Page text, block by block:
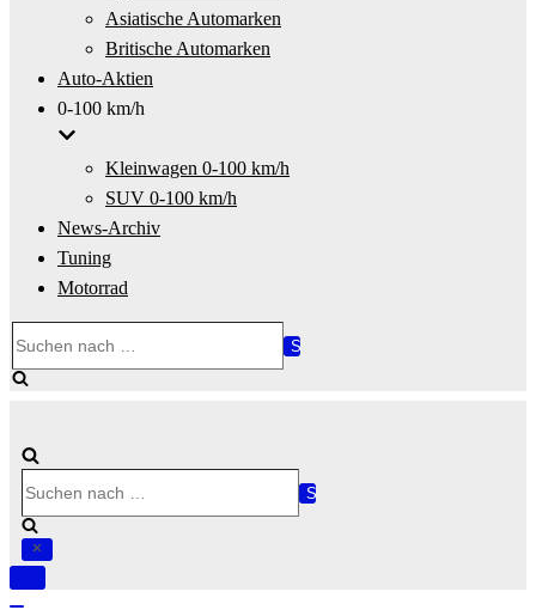
Asiatische Automarken
Britische Automarken
Auto-Aktien
0-100 km/h
Kleinwagen 0-100 km/h
SUV 0-100 km/h
News-Archiv
Tuning
Motorrad
nach …
nach …
Navigation